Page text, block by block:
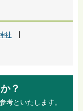
社
？
考といたします。